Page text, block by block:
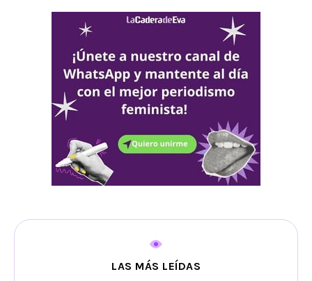
LAS MÁS LEÍDAS